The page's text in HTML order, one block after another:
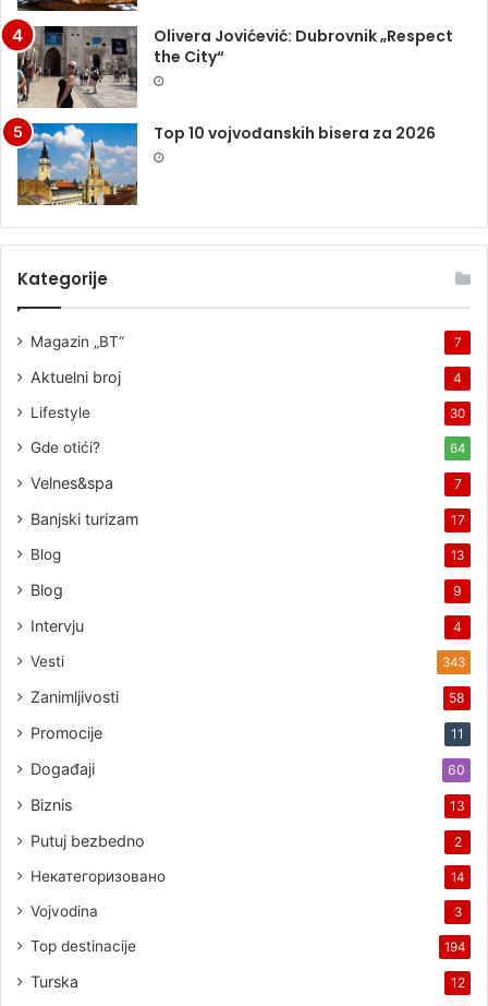
Olivera Jovićević: Dubrovnik „Respect
the City“
Top 10 vojvođanskih bisera za 2026
Kategorije
Magazin „BT“ 7
Aktuelni broj 4
Lifestyle 30
Gde otići? 64
Velnes&spa 7
Banjski turizam 17
Blog 13
Blog 9
Intervju 4
Vesti 343
Zanimljivosti 58
Promocije 11
Događaji 60
Biznis 13
Putuj bezbedno 2
Некатегоризовано 14
Vojvodina 3
Top destinacije 194
Turska 12